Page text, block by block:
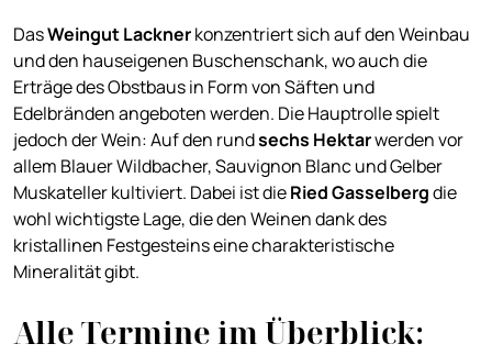
DasWeingutLacknerkonzentriert sich auf den Weinbau
und den hauseigenen Buschenschank, wo auch die
Erträge des Obstbaus in Form von Säften und
Edelbränden angeboten werden. Die Hauptrolle spielt
jedoch der Wein: Auf den rundsechs Hektarwerden vor
allem Blauer Wildbacher, Sauvignon Blanc und Gelber
Muskateller kultiviert. Dabei ist dieRied Gasselbergdie
wohl wichtigste Lage, die den Weinen dank des
kristallinen Festgesteins eine charakteristische
Mineralität gibt.
Alle Termine im Überblick: